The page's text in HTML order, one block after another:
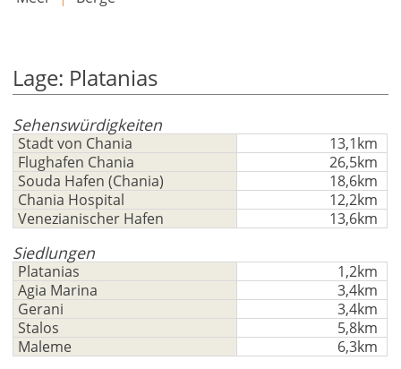
Lage: Platanias
Sehenswürdigkeiten
Stadt von Chania
13,1km
Flughafen Chania
26,5km
Souda Hafen (Chania)
18,6km
Chania Hospital
12,2km
Venezianischer Hafen
13,6km
Siedlungen
Platanias
1,2km
Agia Marina
3,4km
Gerani
3,4km
Stalos
5,8km
Maleme
6,3km